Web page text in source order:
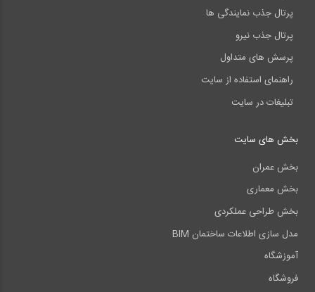
پرتال جذب نمایندگی ها
پرتال جذب نیرو
پرسش های متداول
راهنمای استفاده از سایت
تبلیغات در سایت
بخش های سایت
بخش عمران
بخش معماری
بخش طراحی عملکردی
مدل سازی اطلاعات ساختمان BIM
آموزشگاه
فروشگاه